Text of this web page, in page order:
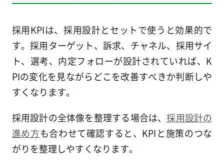
採用KPIは、採用設計とセットで使うと効果的で
す。採用ターゲット、訴求、チャネル、採用サイ
ト、選考、内定フォローが設計されていれば、K
PIの変化を見ながらどこを改善すべきか判断しや
すくなります。
採用設計の全体像を整理する場合は、採用設計の
進め方も合わせて確認すると、KPIと施策のつな
がりを整理しやすくなります。